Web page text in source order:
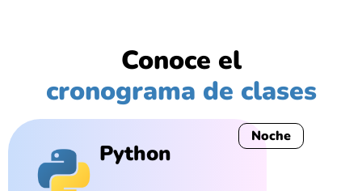
Conoce el
cronograma de clases
Python
Noche